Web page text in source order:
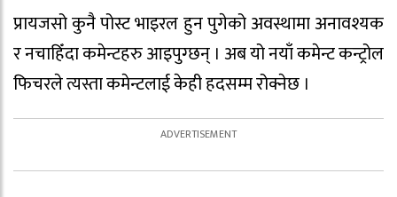
प्रायजसो कुनै पोस्ट भाइरल हुन पुगेको अवस्थामा अनावश्यक
र नचाहिँदा कमेन्टहरु आइपुग्छन् । अब यो नयाँ कमेन्ट कन्ट्रोल
फिचरले त्यस्ता कमेन्टलाई केही हदसम्म रोक्नेछ ।